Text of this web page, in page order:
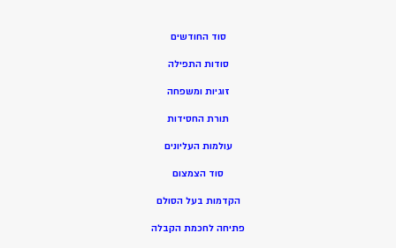
סוד החודשים
סודות התפילה
זוגיות ומשפחה
תורת החסידות
עולמות העליונים
סוד הצמצום
הקדמות בעל הסולם
פתיחה לחכמת הקבלה